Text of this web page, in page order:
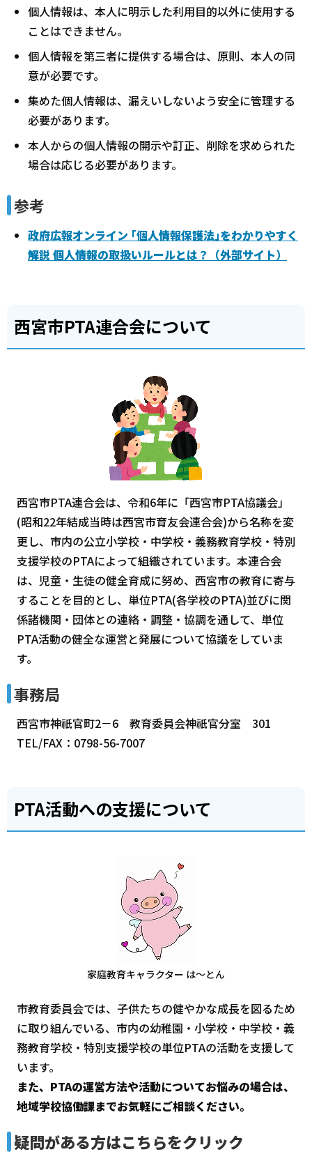
個人情報は、本人に明示した利用目的以外に使用する
ことはできません。
個人情報を第三者に提供する場合は、原則、本人の同
意が必要です。
集めた個人情報は、漏えいしないよう安全に管理する
必要があります。
本人からの個人情報の開示や訂正、削除を求められた
場合は応じる必要があります。
参考
政府広報オンライン ｢個人情報保護法｣をわかりやすく
解説 個人情報の取扱いルールとは？（外部サイト）
西宮市PTA連合会について
西宮市PTA連合会は、令和6年に「西宮市PTA協議会」
(昭和22年結成当時は西宮市育友会連合会)から名称を変
更し、市内の公立小学校・中学校・義務教育学校・特別
支援学校のPTAによって組織されています。本連合会
は、児童・生徒の健全育成に努め、西宮市の教育に寄与
することを目的とし、単位PTA(各学校のPTA)並びに関
係諸機関・団体との連絡・調整・協調を通して、単位
PTA活動の健全な運営と発展について協議をしていま
す。
事務局
西宮市神祇官町2－6 教育委員会神祇官分室 301
TEL/FAX：0798-56-7007
PTA活動への支援について
家庭教育キャラクター は～とん
市教育委員会では、子供たちの健やかな成長を図るため
に取り組んでいる、市内の幼稚園・小学校・中学校・義
務教育学校・特別支援学校の単位PTAの活動を支援して
います。
また、PTAの運営方法や活動についてお悩みの場合は、
地域学校協働課までお気軽にご相談ください。
疑問がある方はこちらをクリック